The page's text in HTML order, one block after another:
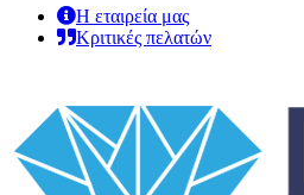
Η εταιρεία μας
Κριτικές πελατών